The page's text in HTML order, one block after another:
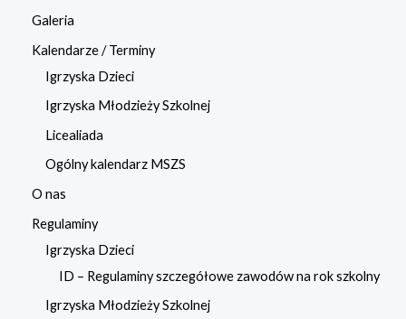
Galeria
Kalendarze / Terminy
Igrzyska Dzieci
Igrzyska Młodzieży Szkolnej
Licealiada
Ogólny kalendarz MSZS
O nas
Regulaminy
Igrzyska Dzieci
ID – Regulaminy szczegółowe zawodów na rok szkolny
Igrzyska Młodzieży Szkolnej